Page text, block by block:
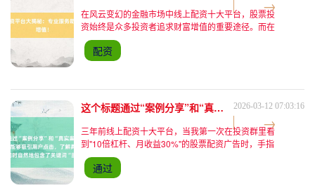
在风云变幻的金融市场中线上配资十大平台，股票投
资始终是众多投资者追求财富增值的重要途径。而在
佛山这座经济活跃、金融氛围浓厚的城市，股票配资
平台如雨后春笋般涌现，为投资者提供了更多元化的
投资选择。今天，
配资
这个标题通过“案例分享”和“真实案例来揭秘”的表述，既符合经验分享的角度，又能够吸引用户点击，了解具体案例，同时自然地包含了关键词“股票配资平台风险大吗”。 2026-03-12 07:03:16
三年前线上配资十大平台，当我第一次在投资群里看
到"10倍杠杆、月收益30%"的股票配资广告时，手指
悬在屏幕上方迟迟没有点下去。那时的我刚在股市赚
到第一桶金，看着账户里躺着的五位数盈利，心里像
揣了团火—
通过